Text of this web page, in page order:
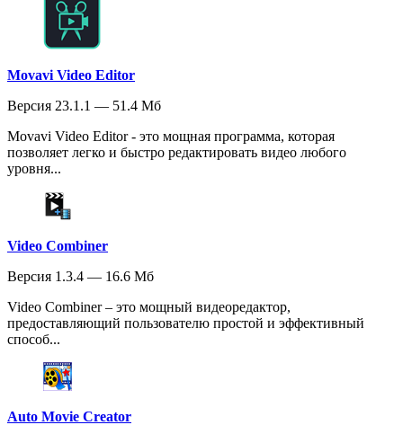
Movavi Video Editor
Версия 23.1.1 — 51.4 Мб
Movavi Video Editor - это мощная программа, которая
позволяет легко и быстро редактировать видео любого
уровня...
Video Combiner
Версия 1.3.4 — 16.6 Мб
Video Combiner – это мощный видеоредактор,
предоставляющий пользователю простой и эффективный
способ...
Auto Movie Creator